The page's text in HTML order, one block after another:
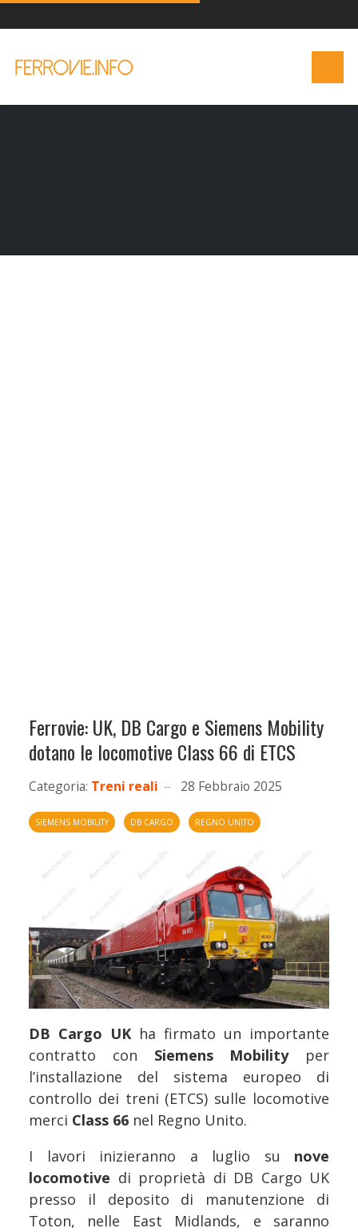
Ferrovie: UK, DB Cargo e Siemens Mobility
dotano le locomotive Class 66 di ETCS
Categoria: Treni reali 28 Febbraio 2025
SIEMENS MOBILITY DB CARGO REGNO UNITO
DB Cargo UK ha firmato un importante
contratto con Siemens Mobility per
l’installazione del sistema europeo di
controllo dei treni (ETCS) sulle locomotive
merci Class 66 nel Regno Unito.
I lavori inizieranno a luglio su nove
locomotive di proprietà di DB Cargo UK
presso il deposito di manutenzione di
Toton, nelle East Midlands, e saranno